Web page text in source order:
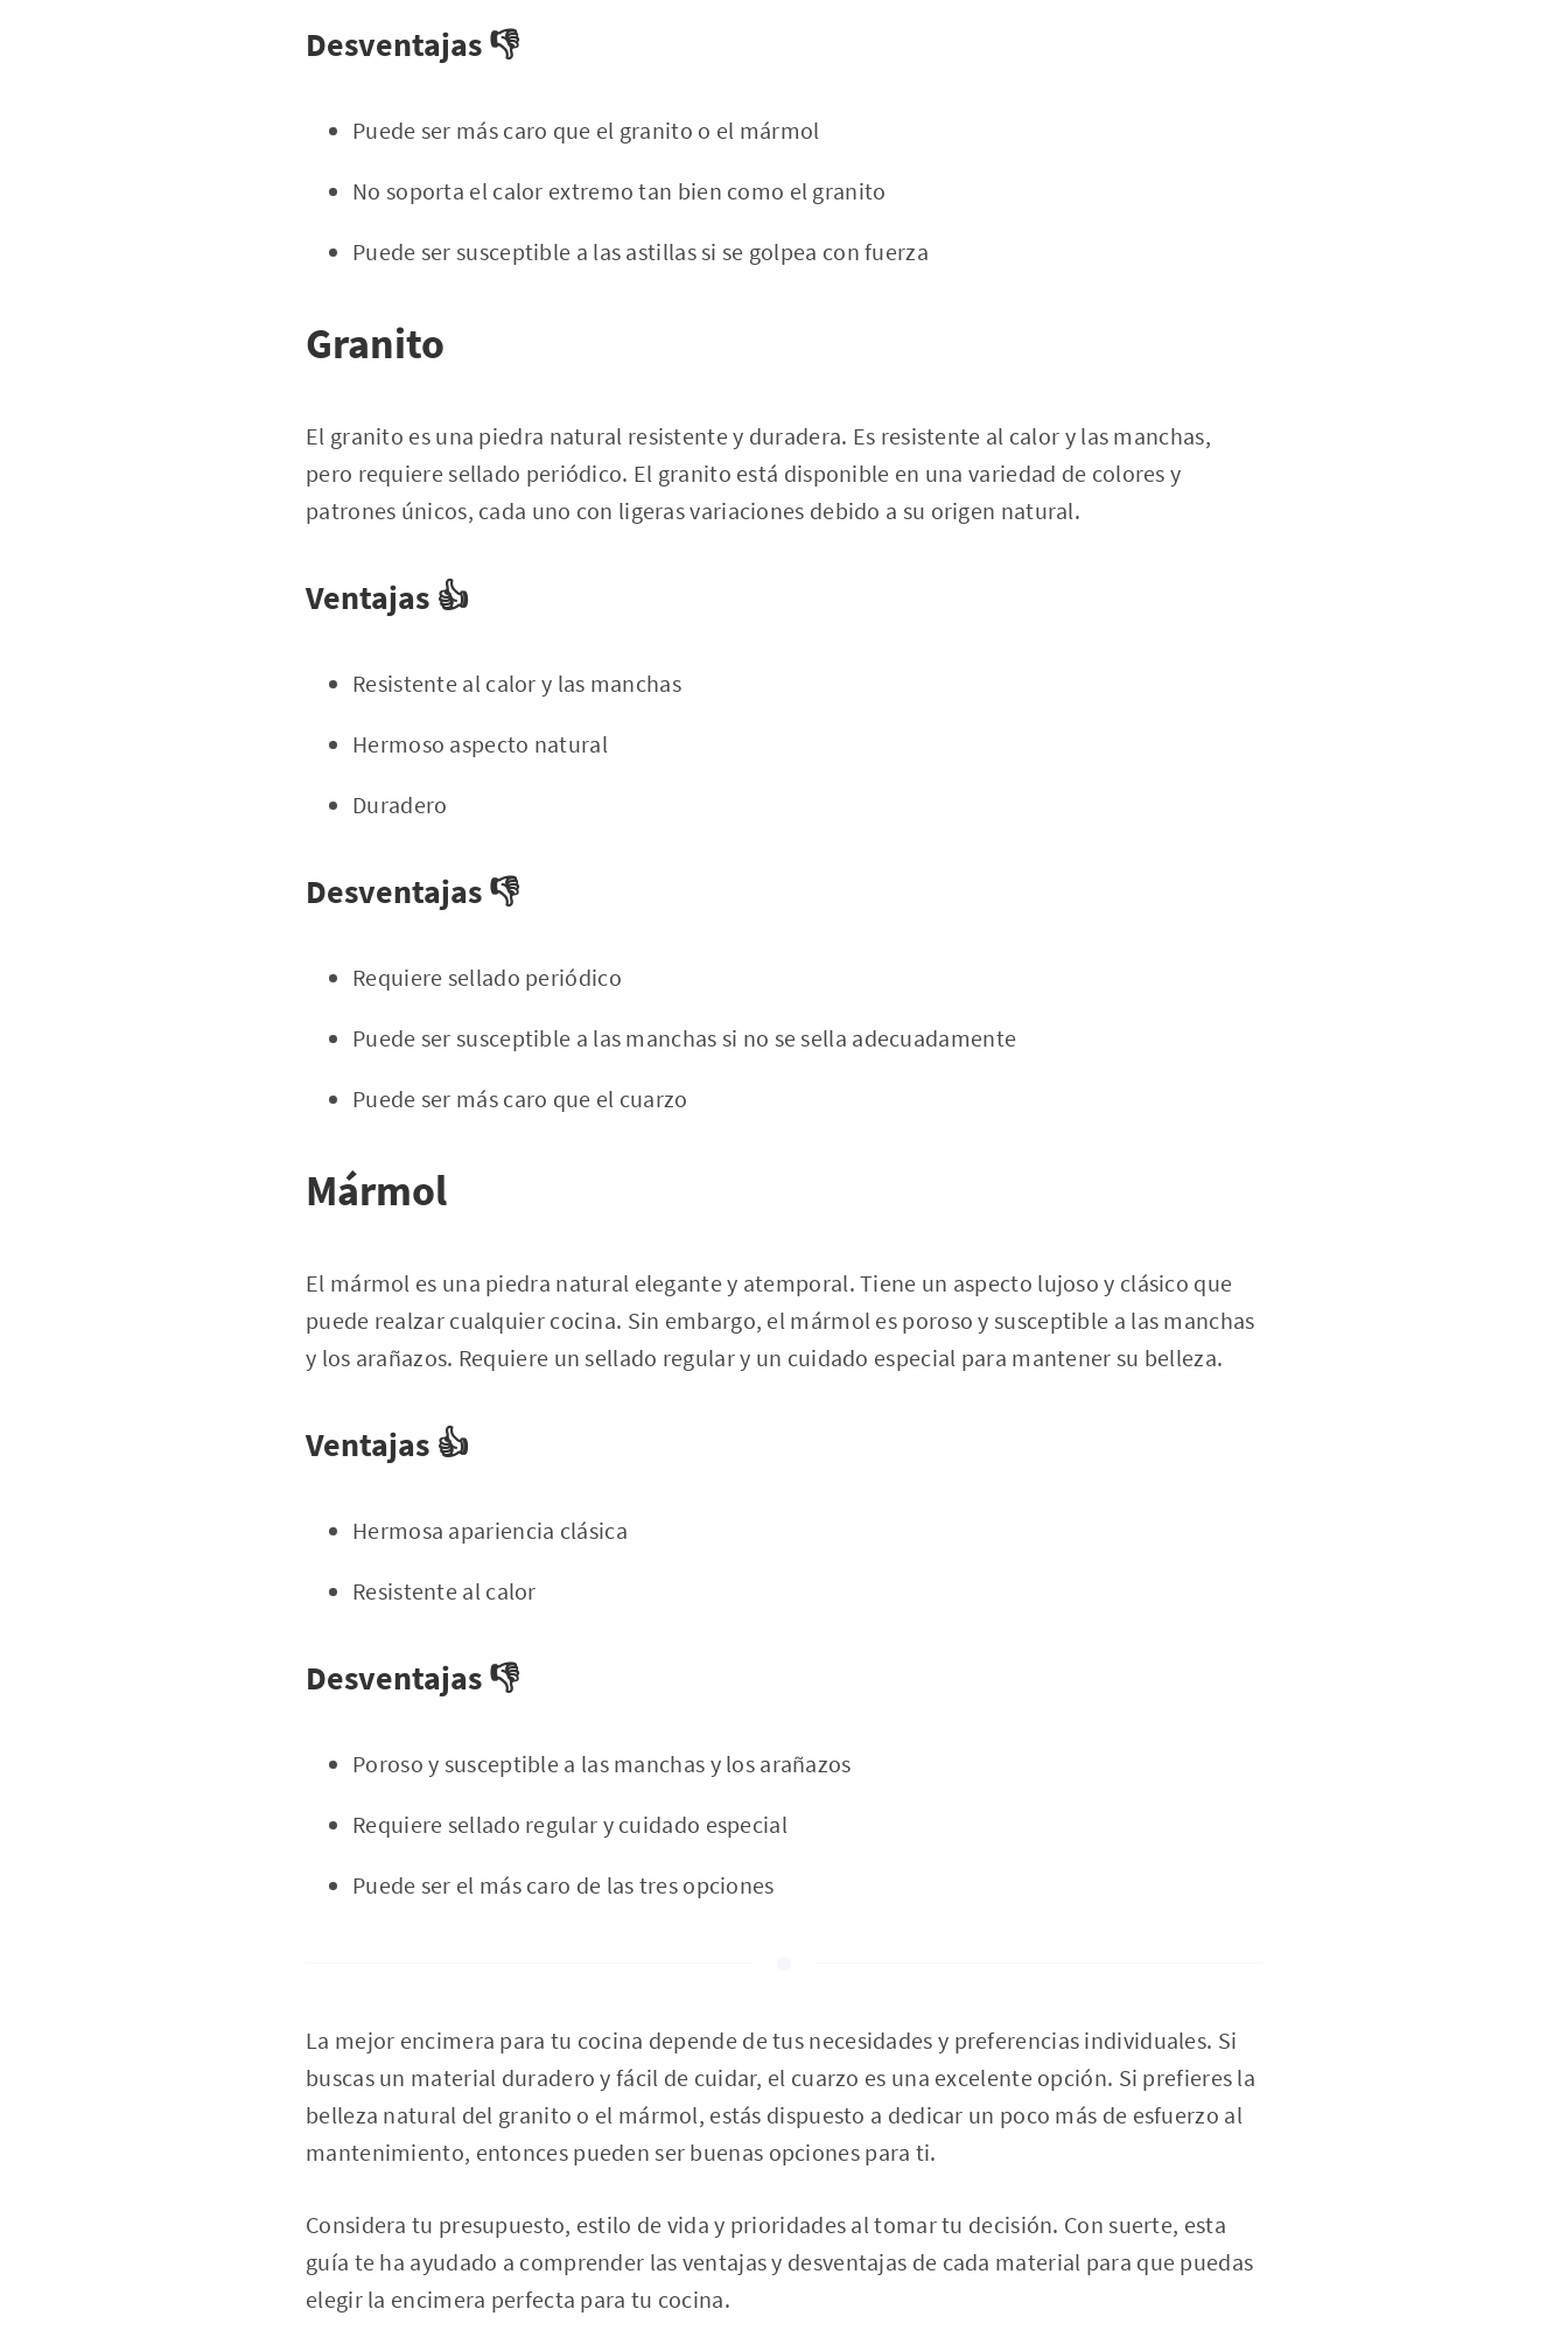
Desventajas 👎
Puede ser más caro que el granito o el mármol
No soporta el calor extremo tan bien como el granito
Puede ser susceptible a las astillas si se golpea con fuerza
Granito
El granito es una piedra natural resistente y duradera. Es resistente al calor y las manchas,
pero requiere sellado periódico. El granito está disponible en una variedad de colores y
patrones únicos, cada uno con ligeras variaciones debido a su origen natural.
Ventajas 👍
Resistente al calor y las manchas
Hermoso aspecto natural
Duradero
Desventajas 👎
Requiere sellado periódico
Puede ser susceptible a las manchas si no se sella adecuadamente
Puede ser más caro que el cuarzo
Mármol
El mármol es una piedra natural elegante y atemporal. Tiene un aspecto lujoso y clásico que
puede realzar cualquier cocina. Sin embargo, el mármol es poroso y susceptible a las manchas
y los arañazos. Requiere un sellado regular y un cuidado especial para mantener su belleza.
Ventajas 👍
Hermosa apariencia clásica
Resistente al calor
Desventajas 👎
Poroso y susceptible a las manchas y los arañazos
Requiere sellado regular y cuidado especial
Puede ser el más caro de las tres opciones
La mejor encimera para tu cocina depende de tus necesidades y preferencias individuales. Si
buscas un material duradero y fácil de cuidar, el cuarzo es una excelente opción. Si prefieres la
belleza natural del granito o el mármol, estás dispuesto a dedicar un poco más de esfuerzo al
mantenimiento, entonces pueden ser buenas opciones para ti.
Considera tu presupuesto, estilo de vida y prioridades al tomar tu decisión. Con suerte, esta
guía te ha ayudado a comprender las ventajas y desventajas de cada material para que puedas
elegir la encimera perfecta para tu cocina.